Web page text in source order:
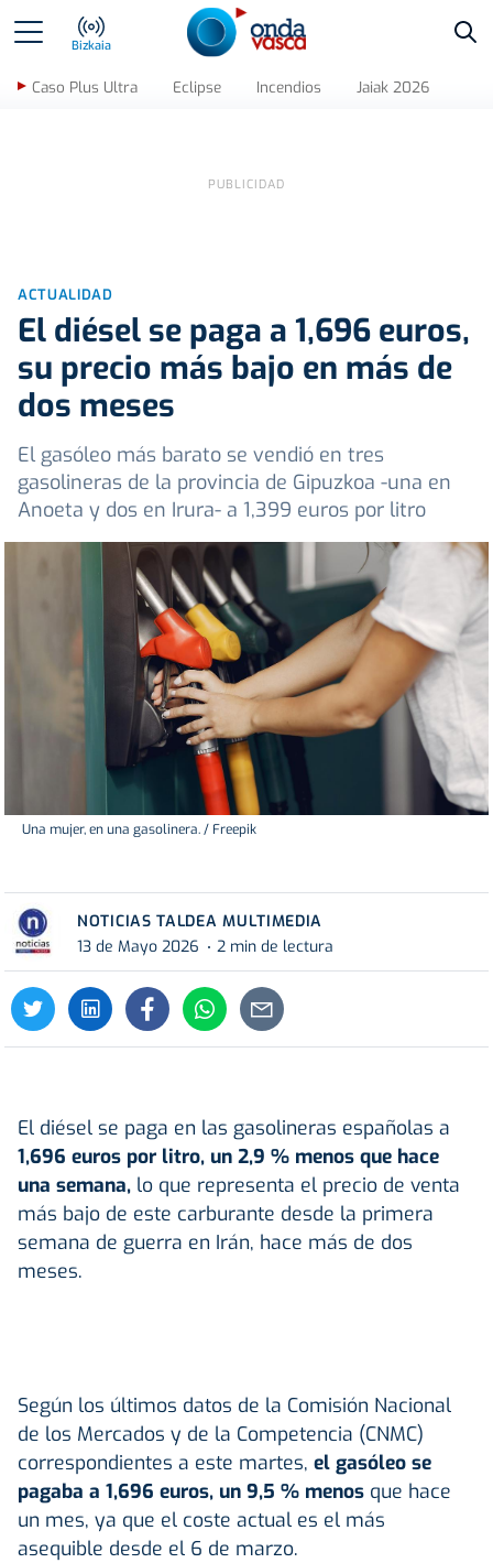
Bizkaia
Caso Plus Ultra Eclipse Incendios Jaiak 2026
ACTUALIDAD
El diésel se paga a 1,696 euros,
su precio más bajo en más de
dos meses
El gasóleo más barato se vendió en tres
gasolineras de la provincia de Gipuzkoa -una en
Anoeta y dos en Irura- a 1,399 euros por litro
Una mujer, en una gasolinera. / Freepik
NOTICIAS TALDEA MULTIMEDIA
13 de Mayo 2026
2 min de lectura
El diésel se paga en las gasolineras españolas a
1,696 euros por litro, un 2,9 % menos que hace
una semana, lo que representa el precio de venta
más bajo de este carburante desde la primera
semana de guerra en Irán, hace más de dos
meses.
Según los últimos datos de la Comisión Nacional
de los Mercados y de la Competencia (CNMC)
correspondientes a este martes, el gasóleo se
pagaba a 1,696 euros, un 9,5 % menos que hace
un mes, ya que el coste actual es el más
asequible desde el 6 de marzo.